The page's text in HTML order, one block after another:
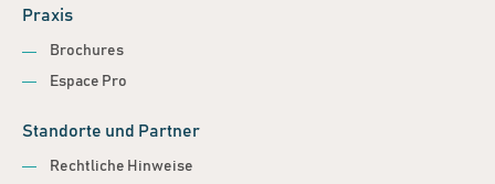
Praxis
Brochures
Espace Pro
Standorte und Partner
Rechtliche Hinweise